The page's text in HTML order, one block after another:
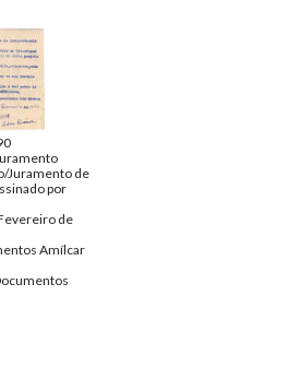
Juramento de
por
de
Amílcar